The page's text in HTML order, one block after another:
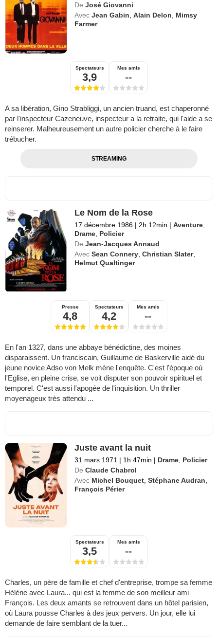
De José Giovanni
Avec Jean Gabin ,Alain Delon
Mimsy
Farmer
Spectateurs
3,9
Mes amis
--
A sa libération, Gino Strabliggi, un ancien truand, est chaperonné
par l'inspecteur Cazeneuve, inspecteur a la retraite, qui l'aide a se
reinserer. Malheureusement un autre policier cherche à le faire
trébucher.
STREAMING
Le Nom de la Rose
17 décembre 1986 | 2h 12min | Aventure
Drame Policier
De Jean-Jacques Annaud
Avec Sean Connery ,Christian Slater,
Helmut Qualtinger
Presse
4,8
Spectateurs
4,2
Mes amis
--
En l'an 1327, dans une abbaye bénédictine, des moines
disparaissent. Un franciscain, Guillaume de Baskerville aidé du
jeune novice Adso von Melk mène l'enquête. C'est l'époque où
l'Eglise, en pleine crise, se voit disputer son pouvoir spirituel et
temporel. C'est aussi l'apogée de l'inquisition. Un thriller
moyenageux très attendu ...
Juste avant la nuit
31 mars 1971 | 1h 47min | Drame Policier
De Claude Chabrol
Avec Michel Bouquet ,Stéphane Audran
François Périer
Spectateurs
3,5
Mes amis
--
Charles, un père de famille et chef d'entreprise, trompe sa femme
Hélène avec Laura... qui est la femme de son meilleur ami
François. Les deux amants se retrouvent dans un hôtel parisien,
où Laura pousse Charles à des jeux pervers. Un jour, elle lui
demande de faire semblant de la tuer...